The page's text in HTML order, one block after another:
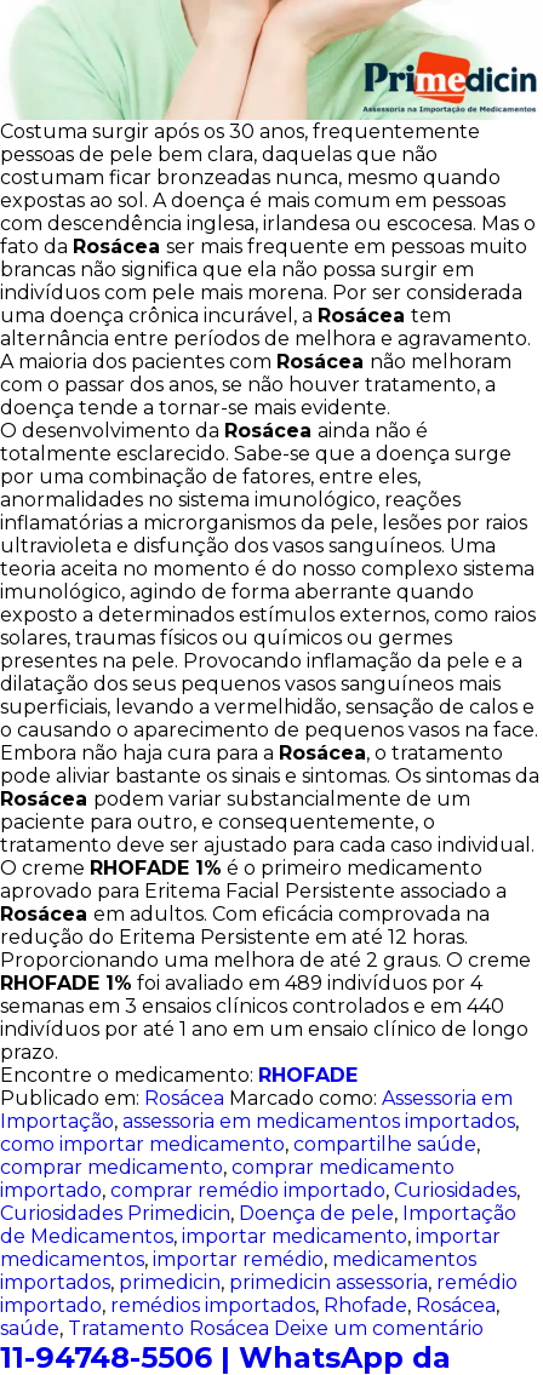
Costuma surgir após os 30 anos, frequentemente
pessoas de pele bem clara, daquelas que não
costumam ficar bronzeadas nunca, mesmo quando
expostas ao sol. A doença é mais comum em pessoas
com descendência inglesa, irlandesa ou escocesa. Mas o
fato da Rosácea ser mais frequente em pessoas muito
brancas não significa que ela não possa surgir em
indivíduos com pele mais morena. Por ser considerada
uma doença crônica incurável, a Rosácea tem
alternância entre períodos de melhora e agravamento.
A maioria dos pacientes com Rosácea não melhoram
com o passar dos anos, se não houver tratamento, a
doença tende a tornar-se mais evidente.
O desenvolvimento da Rosácea ainda não é
totalmente esclarecido. Sabe-se que a doença surge
por uma combinação de fatores, entre eles,
anormalidades no sistema imunológico, reações
inflamatórias a microrganismos da pele, lesões por raios
ultravioleta e disfunção dos vasos sanguíneos. Uma
teoria aceita no momento é do nosso complexo sistema
imunológico, agindo de forma aberrante quando
exposto a determinados estímulos externos, como raios
solares, traumas físicos ou químicos ou germes
presentes na pele. Provocando inflamação da pele e a
dilatação dos seus pequenos vasos sanguíneos mais
superficiais, levando a vermelhidão, sensação de calos e
o causando o aparecimento de pequenos vasos na face.
Embora não haja cura para a Rosácea, o tratamento
pode aliviar bastante os sinais e sintomas. Os sintomas da
Rosácea podem variar substancialmente de um
paciente para outro, e consequentemente, o
tratamento deve ser ajustado para cada caso individual.
O creme RHOFADE 1% é o primeiro medicamento
aprovado para Eritema Facial Persistente associado a
Rosácea em adultos. Com eficácia comprovada na
redução do Eritema Persistente em até 12 horas.
Proporcionando uma melhora de até 2 graus. O creme
RHOFADE 1% foi avaliado em 489 indivíduos por 4
semanas em 3 ensaios clínicos controlados e em 440
indivíduos por até 1 ano em um ensaio clínico de longo
prazo.
Encontre o medicamento: RHOFADE
Publicado em: Rosácea Marcado como: Assessoria em
Importação, assessoria em medicamentos importados,
como importar medicamento, compartilhe saúde,
comprar medicamento, comprar medicamento
importado, comprar remédio importado, Curiosidades,
Curiosidades Primedicin, Doença de pele, Importação
de Medicamentos, importar medicamento, importar
medicamentos, importar remédio, medicamentos
importados, primedicin, primedicin assessoria, remédio
importado, remédios importados, Rhofade, Rosácea,
saúde, Tratamento Rosácea Deixe um comentário
11-94748-5506 | WhatsApp da